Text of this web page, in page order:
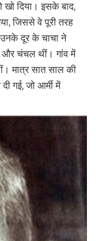
खो दिया। इसके बाद,
जिससे वे पूरी तरह
दूर के चाचा ने
और चंचल थीं। गांव में
मात्र सात साल की
गई, जो आर्मी में